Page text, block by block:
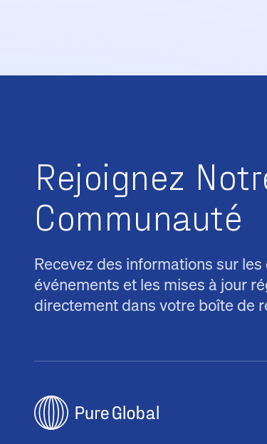
Rejoignez
Communauté
Recevez des informations sur
événements et les mises à jour
directement dans votre boîte de